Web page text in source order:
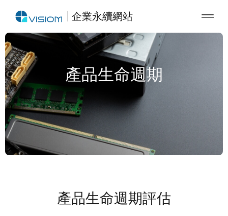
企業永續網站
產品生命週期
產品生命週期評估